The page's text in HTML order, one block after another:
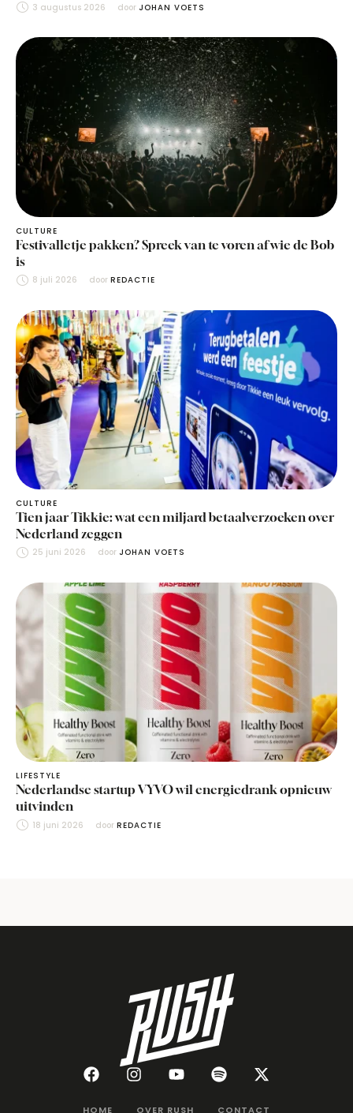
3 augustus 2026 door JOHAN VOETS
CULTURE
Festivalletje pakken? Spreek van te voren af wie de Bob
is
8 juli 2026 door REDACTIE
CULTURE
Tien jaar Tikkie: wat een miljard betaalverzoeken over
Nederland zeggen
25 juni 2026 door JOHAN VOETS
LIFESTYLE
Nederlandse startup VYVO wil energiedrank opnieuw
uitvinden
18 juni 2026 door REDACTIE
HOME OVER RUSH CONTACT